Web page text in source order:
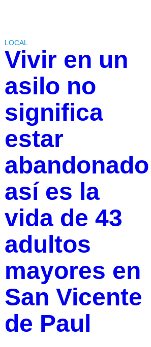
LOCAL
Vivir en un
asilo no
significa
estar
así es la
vida de 43
adultos
mayores en
San Vicente
de Paul